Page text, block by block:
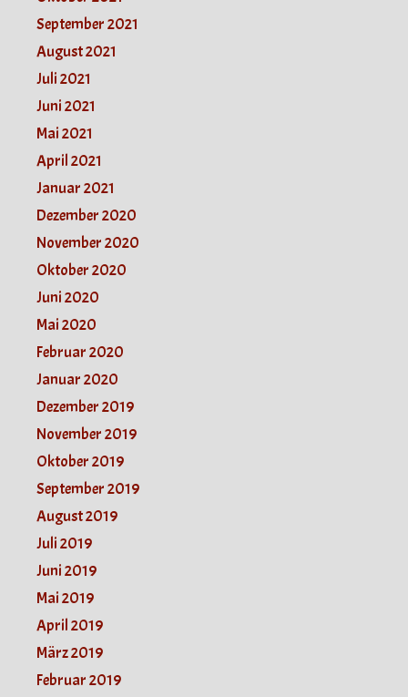
September 2021
August 2021
Juli 2021
Juni 2021
Mai 2021
April 2021
Januar 2021
Dezember 2020
November 2020
Oktober 2020
Juni 2020
Mai 2020
Februar 2020
Januar 2020
Dezember 2019
November 2019
Oktober 2019
September 2019
August 2019
Juli 2019
Juni 2019
Mai 2019
April 2019
März 2019
Februar 2019